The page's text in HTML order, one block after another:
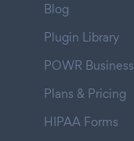
Blog
Plugin Library
POWR Business
Plans & Pricing
HIPAA Forms